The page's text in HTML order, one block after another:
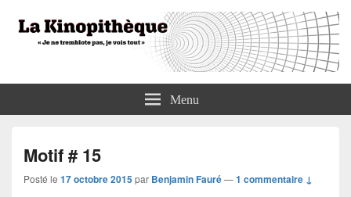
La KinopithèqueMenu
Motif # 15
Posté le 17 octobre 2015par Benjamin Fauré—1 commentaire ↓